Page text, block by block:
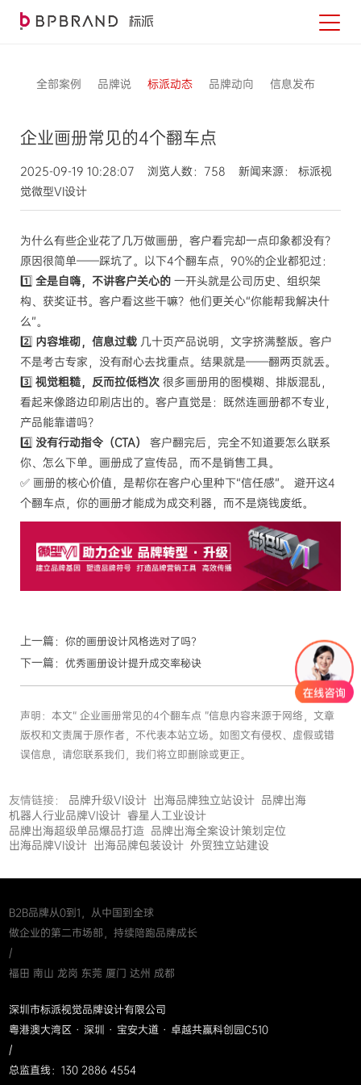
全部案例 品牌说 标派动态 品牌动向 信息发布
企业画册常见的4个翻车点
2025-09-19 10:28:07 浏览人数：758 新闻来源： 标派视
觉微型VI设计
为什么有些企业花了几万做画册，客户看完却一点印象都没有？
原因很简单——踩坑了。以下4个翻车点，90%的企业都犯过：
1️⃣ 全是自嗨，不讲客户关心的 一开头就是公司历史、组织架
构、获奖证书。客户看这些干嘛？他们更关心“你能帮我解决什
么”。
2️⃣ 内容堆砌，信息过载 几十页产品说明，文字挤满整版。客户
不是考古专家，没有耐心去找重点。结果就是——翻两页就丢。
3️⃣ 视觉粗糙，反而拉低档次 很多画册用的图模糊、排版混乱，
看起来像路边印刷店出的。客户直觉是：既然连画册都不专业，
产品能靠谱吗？
4️⃣ 没有行动指令（CTA）
客户翻完后，完全不知道要怎么联系
你、怎么下单。画册成了宣传品，而不是销售工具。
✅ 画册的核心价值，是帮你在客户心里种下“信任感”。 避开这4
个翻车点，你的画册才能成为成交利器，而不是烧钱废纸。
上一篇： 你的画册设计风格选对了吗？
下一篇： 优秀画册设计提升成交率秘诀
声明：本文“ 企业画册常见的4个翻车点 ”信息内容来源于网络，文章
版权和文责属于原作者，不代表本站立场。如图文有侵权、虚假或错
误信息，请您联系我们，我们将立即删除或更正。
友情链接： 品牌升级VI设计 出海品牌独立站设计 品牌出海
机器人行业品牌VI设计 睿星人工业设计
品牌出海超级单品爆品打造 品牌出海全案设计策划定位
出海品牌VI设计 出海品牌包装设计 外贸独立站建设
B2B品牌从0到1，从中国到全球
做企业的第二市场部，持续陪跑品牌成长
/
福田 南山 龙岗 东莞 厦门 达州 成都
深圳市标派视觉品牌设计有限公司
粤港澳大湾区 · 深圳 · 宝安大道 · 卓越共赢科创园C510
/
总监直线：130 2886 4554